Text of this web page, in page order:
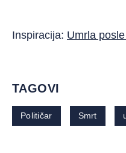
Inspiracija: Umrla
TAGOVI
Političar Smrt